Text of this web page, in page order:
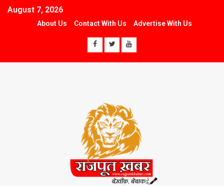
August 7, 2026
About Us Contact With Us Advertise With Us